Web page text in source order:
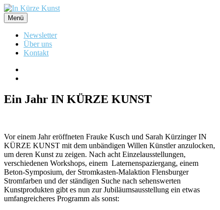
Zum
Inhalt
springen
In Kürze Kunst
Produktionsgalerie in Flensburg
Menü
Newsletter
Über uns
Kontakt
Ein Jahr IN KÜRZE KUNST
Vor einem Jahr eröffneten Frauke Kusch und Sarah Kürzinger IN
KÜRZE KUNST mit dem unbändigen Willen Künstler anzulocken,
um deren Kunst zu zeigen. Nach acht Einzelausstellungen,
verschiedenen Workshops, einem Laternenspaziergang, einem
Beton-Symposium, der Stromkasten-Malaktion Flensburger
Stromfarben und der ständigen Suche nach sehenswerten
Kunstprodukten gibt es nun zur Jubiläumsausstellung ein etwas
umfangreicheres Programm als sonst: